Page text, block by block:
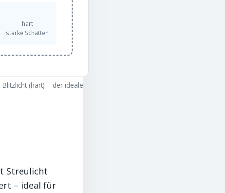
hart
starke Schatten
(hart) – der ideale
Streulicht
– ideal für